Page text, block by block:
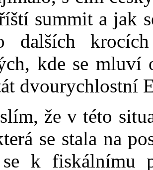
summit a jak
dalších
kde se mluví
dvourychlostní
že v této
se stala na
k fiskálnímu